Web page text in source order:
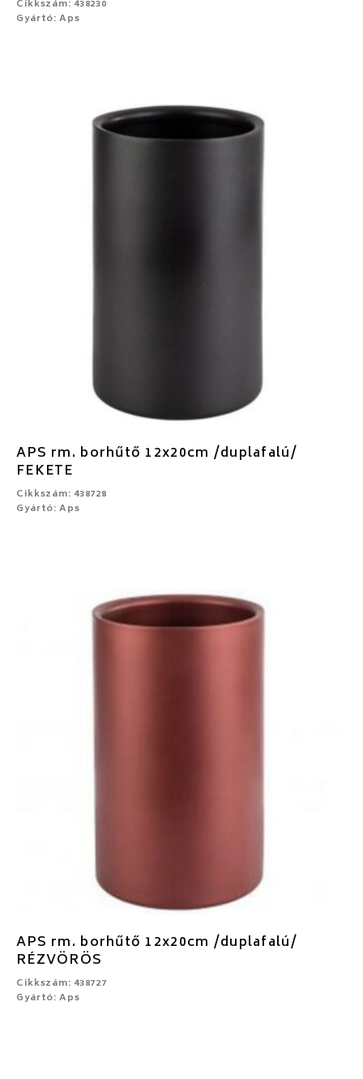
Cikkszám: 438230
Gyártó: Aps
APS rm. borhűtő 12x20cm /duplafalú/
FEKETE
Cikkszám: 438728
Gyártó: Aps
APS rm. borhűtő 12x20cm /duplafalú/
RÉZVÖRÖS
Cikkszám: 438727
Gyártó: Aps